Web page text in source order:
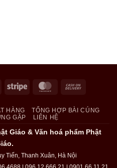
Stripe MasterCard
Delivery
HÀNG
TỔNG HỢP BÀI CÚNG
GẶP
LIÊN HỆ
Giáo & Văn hoá phẩm Phật
Tiến, Thanh Xuân, Hà Nội